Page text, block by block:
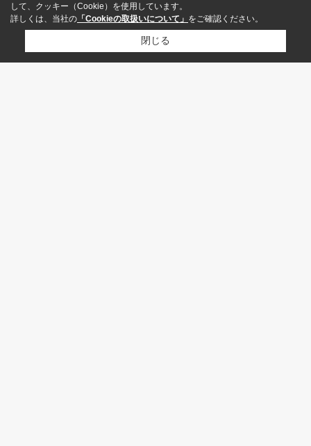
して、クッキー（Cookie）を使用しています。
詳しくは、当社の 「Cookieの取扱いについて」 をご確認ください。
閉じる